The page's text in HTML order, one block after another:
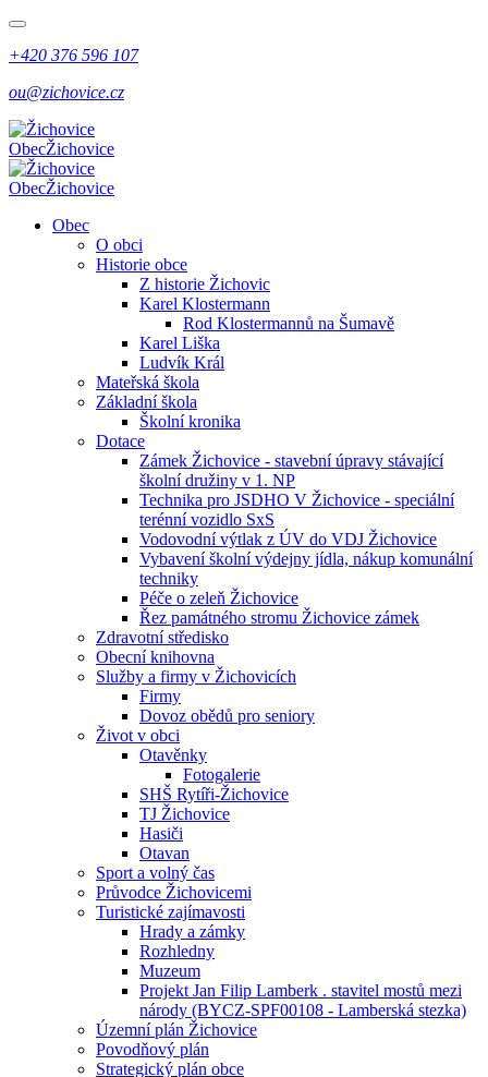
+420 376 596 107
ou@zichovice.cz
ObecŽichovice
ObecŽichovice
Obec
O obci
Historie obce
Z historie Žichovic
Karel Klostermann
Rod Klostermannů na Šumavě
Karel Liška
Ludvík Král
Mateřská škola
Základní škola
Školní kronika
Dotace
Zámek Žichovice - stavební úpravy stávající
školní družiny v 1. NP
Technika pro JSDHO V Žichovice - speciální
terénní vozidlo SxS
Vodovodní výtlak z ÚV do VDJ Žichovice
Vybavení školní výdejny jídla, nákup komunální
techniky
Péče o zeleň Žichovice
Řez památného stromu Žichovice zámek
Zdravotní středisko
Obecní knihovna
Služby a firmy v Žichovicích
Firmy
Dovoz obědů pro seniory
Život v obci
Otavěnky
Fotogalerie
SHŠ Rytíři-Žichovice
TJ Žichovice
Hasiči
Otavan
Sport a volný čas
Průvodce Žichovicemi
Turistické zajímavosti
Hrady a zámky
Rozhledny
Muzeum
Projekt Jan Filip Lamberk . stavitel mostů mezi
národy (BYCZ-SPF00108 - Lamberská stezka)
Územní plán Žichovice
Povodňový plán
Strategický plán obce